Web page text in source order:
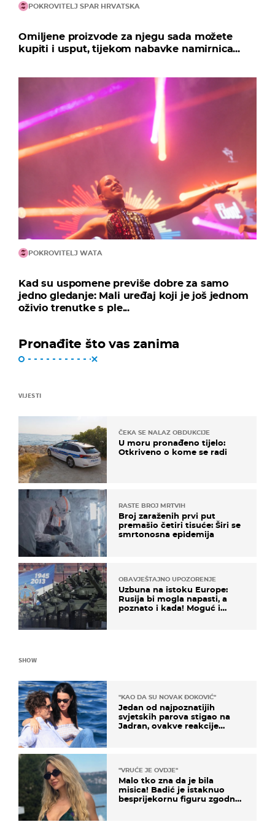
POKROVITELJ SPAR HRVATSKA
Omiljene proizvode za njegu sada možete
kupiti i usput, tijekom nabavke namirnica...
POKROVITELJ WATA
Kad su uspomene previše dobre za samo
jedno gledanje: Mali uređaj koji je još jednom
oživio trenutke s ple...
Pronađite što vas zanima
VIJESTI
ČEKA SE NALAZ OBDUKCIJE
U moru pronađeno tijelo:
Otkriveno o kome se radi
RASTE BROJ MRTVIH
Broj zaraženih prvi put
premašio četiri tisuće: Širi se
smrtonosna epidemija
OBAVJEŠTAJNO UPOZORENJE
Uzbuna na istoku Europe:
Rusija bi mogla napasti, a
poznato i kada! Moguć i
SHOW
"KAO DA SU NOVAK ĐOKOVIĆ"
Jedan od najpoznatijih
svjetskih parova stigao na
Jadran, ovakve reakcije
"VRUĆE JE OVDJE"
Malo tko zna da je bila
misica! Badić je istaknuo
besprijekornu figuru zgodne